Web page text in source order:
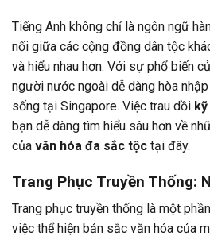
Tiếng Anh không chỉ là ngôn ngữ
nối giữa các cộng đồng dân tộc
và hiểu nhau hơn. Với sự phổ biến
người nước ngoài dễ dàng hòa
sống tại Singapore. Việc trau dồi
bạn dễ dàng tìm hiểu sâu hơn về
của văn hóa đa sắc tộc tại đây.
Trang Phục Truyền Thống:
Trang phục truyền thống là một
việc thể hiện bản sắc văn hóa của